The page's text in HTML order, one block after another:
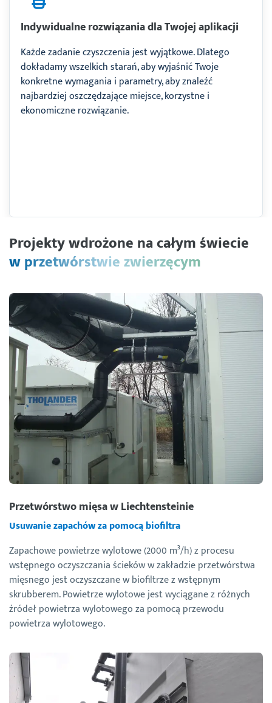
Indywidualne rozwiązania dla Twojej aplikacji
Każde zadanie czyszczenia jest wyjątkowe. Dlatego
dokładamy wszelkich starań, aby wyjaśnić Twoje
konkretne wymagania i parametry, aby znaleźć
najbardziej oszczędzające miejsce, korzystne i
ekonomiczne rozwiązanie.
Projekty wdrożone na całym świecie
w przetwórstwie zwierzęcym
Przetwórstwo mięsa w Liechtensteinie
Usuwanie zapachów za pomocą biofiltra
Zapachowe powietrze wylotowe (2000 m³/h) z procesu
wstępnego oczyszczania ścieków w zakładzie przetwórstwa
mięsnego jest oczyszczane w biofiltrze z wstępnym
skrubberem. Powietrze wylotowe jest wyciągane z różnych
źródeł powietrza wylotowego za pomocą przewodu
powietrza wylotowego.